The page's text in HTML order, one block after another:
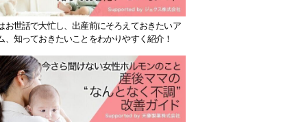
お世話で大忙し、出産前にそろえておきたいア
、知っておきたいことをわかりやすく紹介！